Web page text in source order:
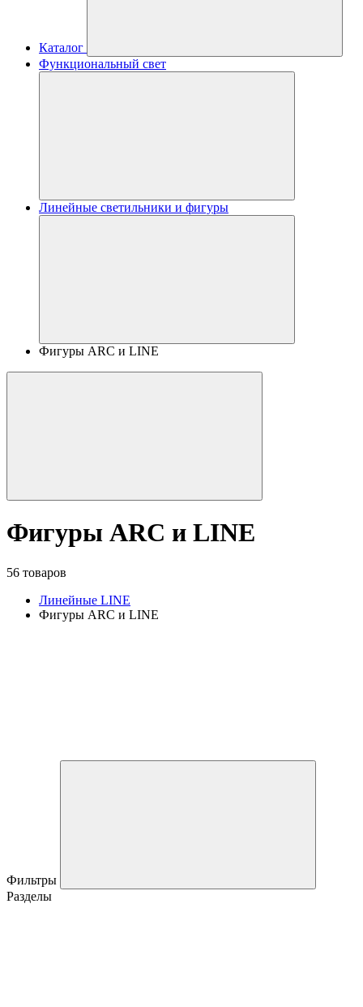
Каталог
Функциональный свет
Линейные светильники и фигуры
Фигуры ARC и LINE
Фигуры ARC и LINE
56 товаров
Линейные LINE
Фигуры ARC и LINE
Фильтры
Разделы